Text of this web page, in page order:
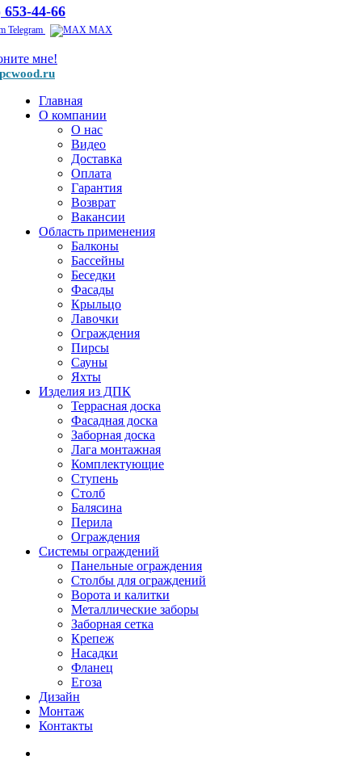
653-44-66
Telegram MAX
мне!
Главная
О компании
О нас
Видео
Доставка
Оплата
Гарантия
Возврат
Вакансии
Область применения
Балконы
Бассейны
Беседки
Фасады
Крыльцо
Лавочки
Ограждения
Пирсы
Сауны
Яхты
Изделия из ДПК
Террасная доска
Фасадная доска
Заборная доска
Лага монтажная
Комплектующие
Ступень
Столб
Балясина
Перила
Ограждения
Системы ограждений
Панельные ограждения
Столбы для ограждений
Ворота и калитки
Металлические заборы
Заборная сетка
Крепеж
Насадки
Фланец
Егоза
Дизайн
Монтаж
Контакты